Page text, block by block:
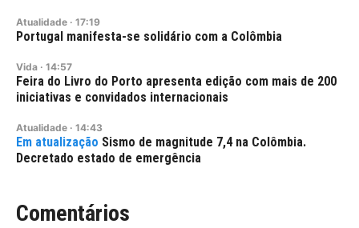
Atualidade · 17:19
Portugal manifesta-se solidário com a Colômbia
Vida · 14:57
Feira do Livro do Porto apresenta edição com mais de 200
iniciativas e convidados internacionais
Atualidade · 14:43
Sismo de magnitude 7,4 na Colômbia.
Decretado estado de emergência
Comentários